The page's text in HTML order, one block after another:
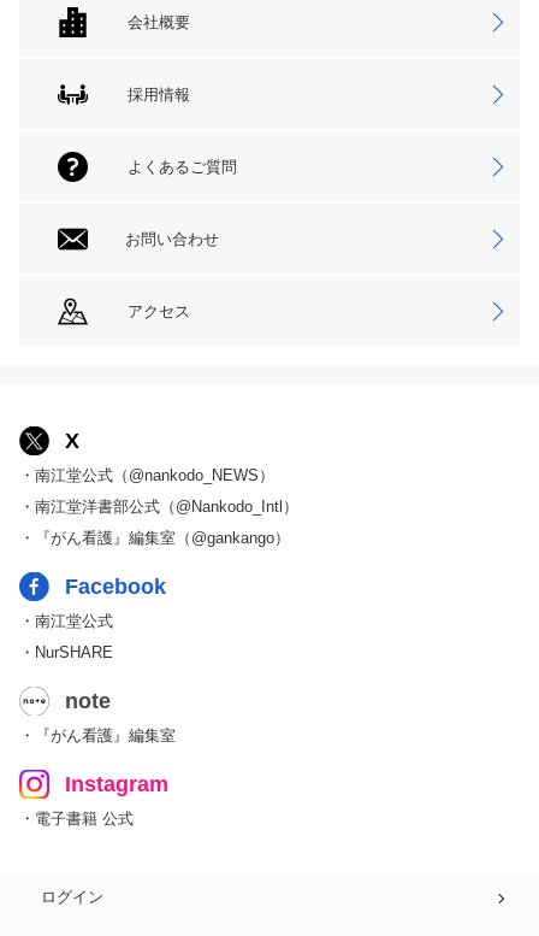
会社概要
採用情報
よくあるご質問
お問い合わせ
アクセス
X
・南江堂公式（@nankodo_NEWS）
・南江堂洋書部公式（@Nankodo_Intl）
・『がん看護』編集室（@gankango）
Facebook
・南江堂公式
・NurSHARE
note
・『がん看護』編集室
Instagram
・電子書籍 公式
ログイン